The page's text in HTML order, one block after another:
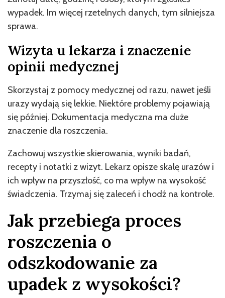
wypadek. Im więcej rzetelnych danych, tym silniejsza
sprawa.
Wizyta u lekarza i znaczenie
opinii medycznej
Skorzystaj z pomocy medycznej od razu, nawet jeśli
urazy wydają się lekkie. Niektóre problemy pojawiają
się później. Dokumentacja medyczna ma duże
znaczenie dla roszczenia.
Zachowuj wszystkie skierowania, wyniki badań,
recepty i notatki z wizyt. Lekarz opisze skalę urazów i
ich wpływ na przyszłość, co ma wpływ na wysokość
świadczenia. Trzymaj się zaleceń i chodź na kontrole.
Jak przebiega proces
roszczenia o
odszkodowanie za
upadek z wysokości?